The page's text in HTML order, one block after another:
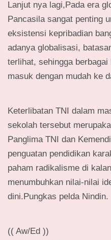
Lanjut nya lagi,Pada era
Pancasila sangat penting
eksistensi kepribadian
adanya globalisasi,
terlihat, sehingga
masuk dengan mudah ke
Keterlibatan TNI dalam
sekolah tersebut
Panglima TNI dan
penguatan pendidikan
paham radikalisme di
menumbuhkan nilai-nilai
dini.Pungkas pelda Nindin.
(( Aw/Ed ))